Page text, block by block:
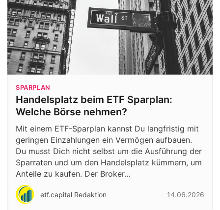
SPARPLAN
Handelsplatz beim ETF Sparplan:
Welche Börse nehmen?
Mit einem ETF-Sparplan kannst Du langfristig mit
geringen Einzahlungen ein Vermögen aufbauen.
Du musst Dich nicht selbst um die Ausführung der
Sparraten und um den Handelsplatz kümmern, um
Anteile zu kaufen. Der Broker…
etf.capital Redaktion 14.06.2026